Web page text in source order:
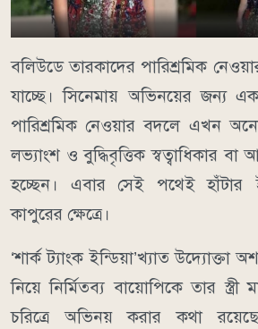
বলিউডে তারকাদের পারিশ্রমিক
যাচ্ছে। সিনেমায় অভিনয়ের জন্য
পারিশ্রমিক নেওয়ার বদলে এখন
লভ্যাংশ ও বুদ্ধিবৃত্তিক স্বত্বাধিকার
হচ্ছেন। এবার সেই পথেই হাঁটার
কাপুরের ক্ষেত্রে।
‘শার্ক ট্যাংক ইন্ডিয়া’খ্যাত উদ্যোক্তা
নিয়ে নির্মিতব্য বায়োপিকে তার স্ত্রী
চরিত্রে অভিনয় করার কথা রয়েছে